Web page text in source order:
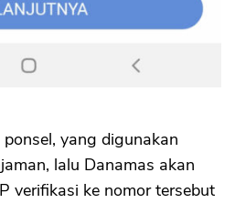
yang digunakan
lalu Danamas akan
verifikasi ke nomor tersebut